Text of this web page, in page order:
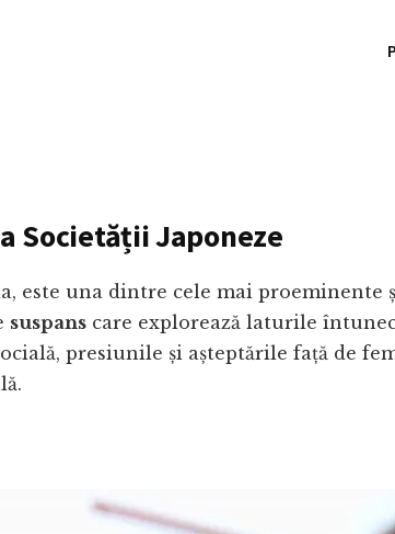
Societății Japoneze
este una dintre cele mai proeminente
suspans care explorează laturile
presiunile și așteptările față de